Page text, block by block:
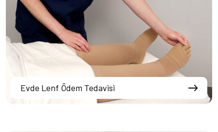
Evde Lenf Ödem Tedavisi